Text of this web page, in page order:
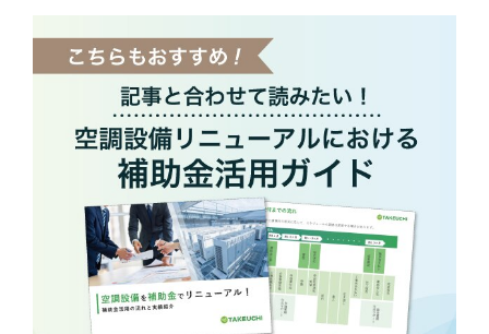
お役立ち資料は
こちらから
資料ダウンロード